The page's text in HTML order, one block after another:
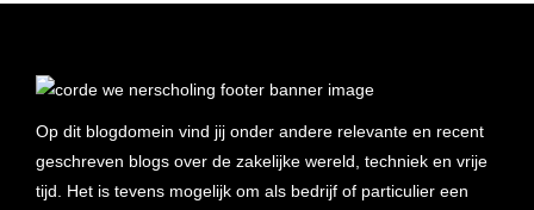
Op dit blogdomein vind jij onder andere relevante en recent
geschreven blogs over de zakelijke wereld, techniek en vrije
tijd. Het is tevens mogelijk om als bedrijf of particulier een